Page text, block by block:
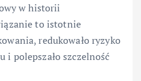
w historii
to istotnie
redukowało ryzyko
i polepszało szczelność